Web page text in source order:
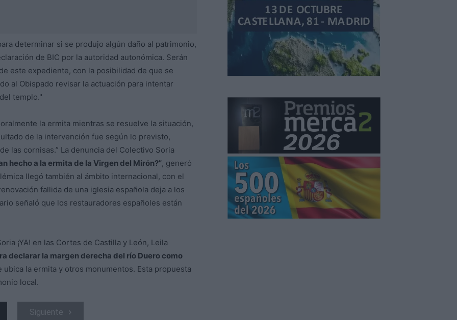
determinar si se produjo algún daño al patrimonio,
de BIC por la autoridad autonómica. Serán
este expediente, con la posibilidad de que se
al Obispado revisar la actuación para intentar
templo."
la ermita mientras se resuelve la situación,
de la intervención fue según lo previsto,
las cornisas.” La denuncia del Colectivo Soria
hecho a la ermita de la Virgen del Mirón?”, generó
llegó también al ámbito internacional, con el
fallida de una iglesia española deja a los
señaló que los restauradores españoles están
¡YA! en las Cortes de Castilla y León, Leila
declarar la margen derecha del río Duero como
la ermita y otros monumentos. Esta propuesta
local.
Siguiente